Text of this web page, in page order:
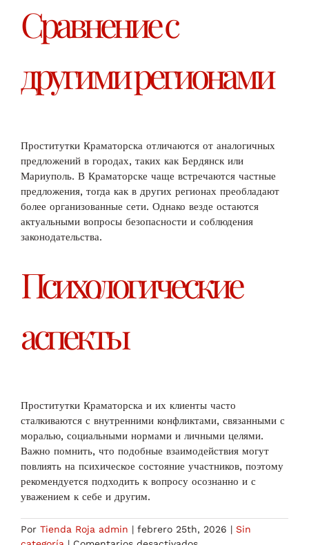
Сравнение с
другими регионами
Проститутки Краматорска отличаются от аналогичных
предложений в городах, таких как Бердянск или
Мариуполь. В Краматорске чаще встречаются частные
предложения, тогда как в других регионах преобладают
более организованные сети. Однако везде остаются
актуальными вопросы безопасности и соблюдения
законодательства.
Психологические
аспекты
Проститутки Краматорска и их клиенты часто
сталкиваются с внутренними конфликтами, связанными с
моралью, социальными нормами и личными целями.
Важно помнить, что подобные взаимодействия могут
повлиять на психическое состояние участников, поэтому
рекомендуется подходить к вопросу осознанно и с
уважением к себе и другим.
Por Tienda Roja admin | febrero 25th, 2026 | Sin